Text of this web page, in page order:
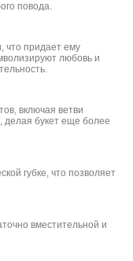
повода.
что придает ему
любовь и
включая ветви
делая букет еще более
губке, что позволяет
вместительной и